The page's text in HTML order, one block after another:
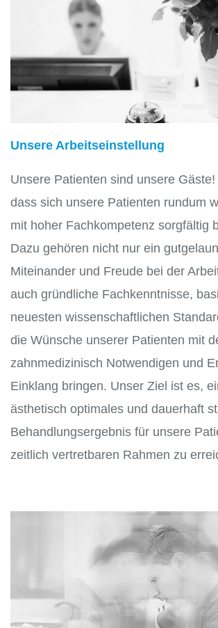
Unsere Arbeitseinstellung
Unsere Patienten sind unsere
dass sich unsere Patienten rundum
mit hoher Fachkompetenz sorgfältig
Dazu gehören nicht nur ein
Miteinander und Freude bei der
auch gründliche Fachkenntnisse,
neuesten wissenschaftlichen
die Wünsche unserer Patienten mit
zahnmedizinisch Notwendigen und
Einklang bringen. Unser Ziel ist es,
ästhetisch optimales und dauerhaft
Behandlungsergebnis für unsere
zeitlich vertretbaren Rahmen zu